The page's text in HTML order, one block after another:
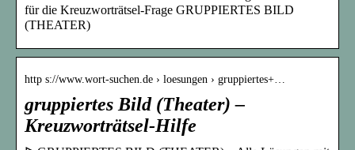
für die Kreuzworträtsel-Frage GRUPPIERTES BILD
(THEATER)
http s://www.wort-suchen.de › loesungen › gruppiertes+…
gruppiertes Bild (Theater) –
Kreuzworträtsel-Hilfe